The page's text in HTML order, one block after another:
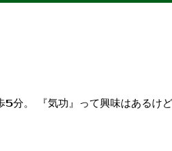
分。 『気功』って興味はあるけ